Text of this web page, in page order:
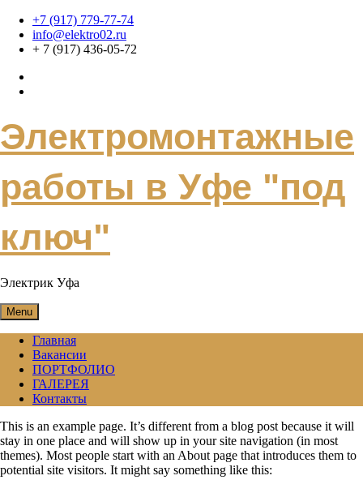
Skip
content
+7 (917) 779-77-74
info@elektro02.ru
+ 7 (917) 436-05-72
Электромонтажные
работы в Уфе "под
ключ"
Электрик Уфа
Menu
Главная
Вакансии
ПОРТФОЛИО
ГАЛЕРЕЯ
Контакты
This is an example page. It’s different from a blog post because it will
stay in one place and will show up in your site navigation (in most
themes). Most people start with an About page that introduces them to
potential site visitors. It might say something like this: